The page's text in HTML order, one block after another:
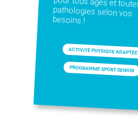
besoins !
ACTIVITÉ PHYSIQUE ADAPTÉE
PROGRAMME SPORT SENIOR